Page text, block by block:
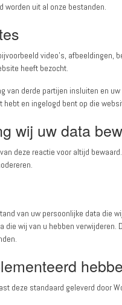
worden uit al onze bestanden.
video’s, afbeeldingen,
heeft bezocht.
van derde partijen insluiten en
en ingelogd bent op die
wij uw data
deze reactie voor altijd
van uw persoonlijke data die
wij van u hebben
deze standaard geleverd door